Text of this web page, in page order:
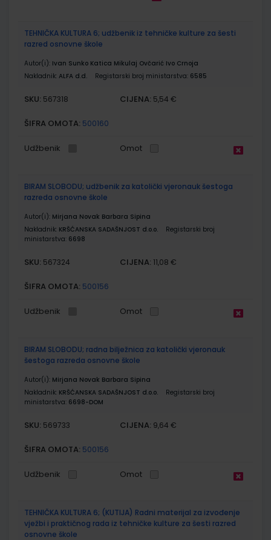
TEHNIČKA KULTURA 6; udžbenik iz tehničke kulture za šesti
razred osnovne škole
Autor(i): Ivan Sunko Katica Mikulaj Ovčarić Ivo Crnoja
Nakladnik: ALFA d.d. Registarski broj ministarstva: 6585
SKU: 567318 CIJENA: 5,54 €
ŠIFRA OMOTA: 500160
Udžbenik Omot
BIRAM SLOBODU; udžbenik za katolički vjeronauk šestoga
razreda osnovne škole
Autor(i): Mirjana Novak Barbara Sipina
Nakladnik: KRŠĆANSKA SADAŠNJOST d.o.o.
Registarski broj
ministarstva: 6698
SKU: 567324 CIJENA: 11,08 €
ŠIFRA OMOTA: 500156
Udžbenik Omot
BIRAM SLOBODU; radna bilježnica za katolički vjeronauk
šestoga razreda osnovne škole
Autor(i): Mirjana Novak Barbara Sipina
Nakladnik: KRŠĆANSKA SADAŠNJOST d.o.o.
Registarski broj
ministarstva: 6698-DOM
SKU: 569733 CIJENA: 9,64 €
ŠIFRA OMOTA: 500156
Udžbenik Omot
TEHNIČKA KULTURA 6; (KUTIJA) Radni materijal za izvođenje
vježbi i praktičnog rada iz tehničke kulture za šesti razred
osnovne škole